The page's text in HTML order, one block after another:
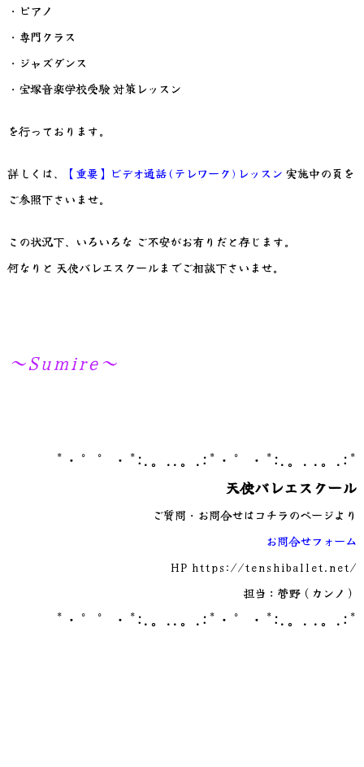
・ピアノ
・専門クラス
・ジャズダンス
・宝塚音楽学校受験 対策レッスン
を行っております。
詳しくは、 【重要】ビデオ通話(テレワーク)レッスン 実施中の頁を
ご参照下さいませ。
この状況下、いろいろな ご不安がお有りだと存じます。
何なりと 天使バレエスクールまでご相談下さいませ。
～Sumire～
*・゜゜・*:.。..。.:*・゜・*:.。. .。.:*
天使バレエスクール
ご質問・お問合せはコチラのページより
お問合せフォーム
HP https://tenshiballet.net/
担当：菅野（カンノ）
*・゜゜・*:.。..。.:*・゜・*:.。. .。.:*